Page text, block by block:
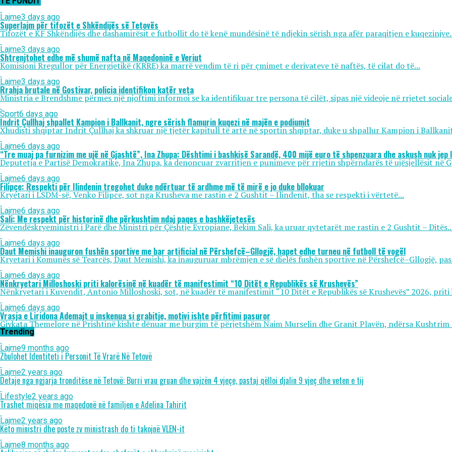
Lajme3 days ago
Superlajm për tifozët e Shkëndijës së Tetovës
Tifozët e KF Shkëndijës dhe dashamirësit e futbollit do të kenë mundësinë të ndjekin sërish nga afër paraqitjen e
Lajme3 days ago
Shtrenjtohet edhe më shumë nafta në Maqedoninë e Veriut
Komisioni Rregullor për Energjetikë (KRRE) ka marrë vendim të ri për çmimet e derivateve të naftës, të cilat do të...
Lajme3 days ago
Rrahja brutale në Gostivar, policia identifikon katër veta
Ministria e Brendshme përmes një njoftimi informoi se ka identifikuar tre persona të cilët, sipas një videoje në rrjetet
Sport6 days ago
Indrit Çullhaj shpallet Kampion i Ballkanit, ngre sërish flamurin kuqezi në majën e podiumit
Xhudisti shqiptar Indrit Çullhaj ka shkruar një tjetër kapitull të artë në sportin shqiptar, duke u shpallur Kampion i
Lajme6 days ago
“Tre muaj pa furnizim me ujë në Gjashtë”, Ina Zhupa: Dështimi i bashkisë Sarandë, 400 mijë euro të shpenzuara dhe askush nuk
Deputetja e Partisë Demokratike, Ina Zhupa, ka denoncuar zvarritjen e punimeve për rrjetin shpërndarës të ujësjellësit në
Lajme6 days ago
Filipçe: Respekti për Ilindenin tregohet duke ndërtuar të ardhme më të mirë e jo duke bllokuar
Kryetari i LSDM-së, Venko Filipce, sot nga Krusheva me rastin e 2 Gushtit – Ilindenit, tha se respekti i vërtetë...
Lajme6 days ago
Sali: Me respekt për historinë dhe përkushtim ndaj paqes e bashkëjetesës
Zëvendëskryeministri i Parë dhe Ministri për Çështje Evropiane, Bekim Sali, ka uruar qytetarët me rastin e 2 Gushtit –
Lajme6 days ago
Daut Memishi inauguron fushën sportive me bar artificial në Përshefcë–Gllogjë, hapet edhe turneu në futboll të vogël
Kryetari i Komunës së Tearcës, Daut Memishi, ka inauguruar mbrëmjen e së dielës fushën sportive në Përshefcë–Gllogjë,
Lajme6 days ago
Nënkryetari Milloshoski priti kalorësinë në kuadër të manifestimit “10 Ditët e Republikës së Krushevës”
Nënkryetari i Kuvendit, Antonio Milloshoski, sot, në kuadër të manifestimit “10 Ditët e Republikës së Krushevës” 2026, priti
Lajme6 days ago
Vrasja e Liridona Ademajt u inskenua si grabitje, motivi ishte përfitimi pasuror
Gjykata Themelore në Prishtinë kishte dënuar me burgim të përjetshëm Naim Murselin dhe Granit Plavën, ndërsa Kushtrim
Trending
Lajme9 months ago
Zbulohet Identiteti i Personit Të Vrarë Në Tetovë
Lajme2 years ago
Detaje nga ngjarja tronditëse në Tetovë: Burri vrau gruan dhe vajzën 4 vjeçe, pastaj qëlloi djalin 9 vjeç dhe veten e tij
Lifestyle2 years ago
Trashet miqësia me maqedonë në familjen e Adelina Tahirit
Lajme2 years ago
Këto ministri dhe poste zv ministrash do ti takojnë VLEN-it
Lajme8 months ago